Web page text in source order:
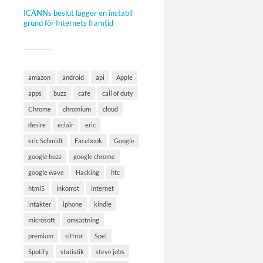
ICANNs beslut lägger en instabil
grund för Internets framtid
amazon android api Apple
apps buzz cafe call of duty
Chrome chromium cloud
desire eclair eric
eric Schmidt Facebook Google
google buzz google chrome
google wave Hacking htc
html5 inkomst internet
intäkter iphone kindle
microsoft omsättning
premium siffror Spel
Spotify statistik steve jobs